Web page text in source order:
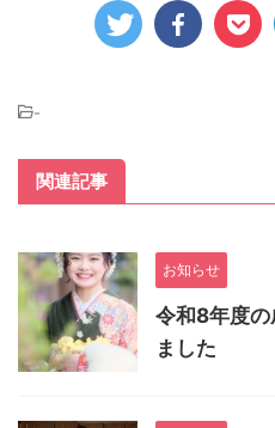
-
関連記事
お知らせ
令和8年度の
ました